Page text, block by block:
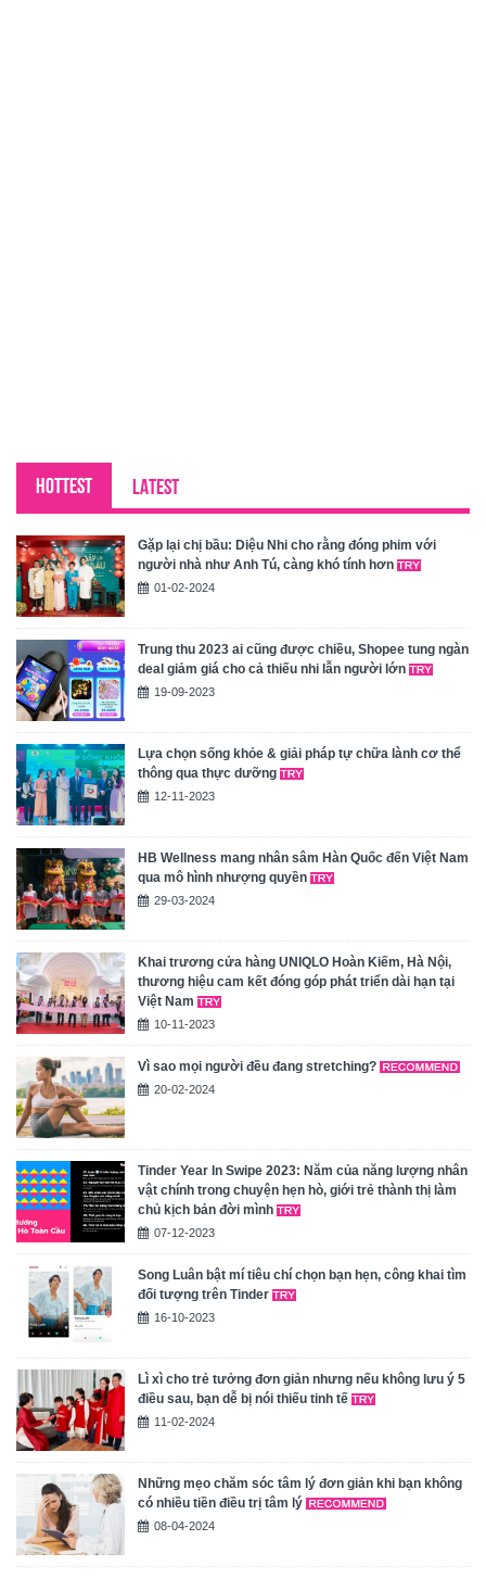
HOTTEST LATEST
Gặp lại chị bầu: Diệu Nhi cho rằng đóng phim với
người nhà như Anh Tú, càng khó tính hơn
01-02-2024
Trung thu 2023 ai cũng được chiều, Shopee tung ngàn
deal giảm giá cho cả thiếu nhi lẫn người lớn
19-09-2023
Lựa chọn sống khỏe & giải pháp tự chữa lành cơ thể
thông qua thực dưỡng
12-11-2023
HB Wellness mang nhân sâm Hàn Quốc đến Việt Nam
qua mô hình nhượng quyền
29-03-2024
Khai trương cửa hàng UNIQLO Hoàn Kiếm, Hà Nội,
thương hiệu cam kết đóng góp phát triển dài hạn tại
Việt Nam
10-11-2023
Vì sao mọi người đều đang stretching?
20-02-2024
Tinder Year In Swipe 2023: Năm của năng lượng nhân
vật chính trong chuyện hẹn hò, giới trẻ thành thị làm
chủ kịch bản đời mình
07-12-2023
Song Luân bật mí tiêu chí chọn bạn hẹn, công khai tìm
đối tượng trên Tinder
16-10-2023
Lì xì cho trẻ tưởng đơn giản nhưng nếu không lưu ý 5
điều sau, bạn dễ bị nói thiếu tinh tế
11-02-2024
Những mẹo chăm sóc tâm lý đơn giản khi bạn không
có nhiều tiền điều trị tâm lý
08-04-2024